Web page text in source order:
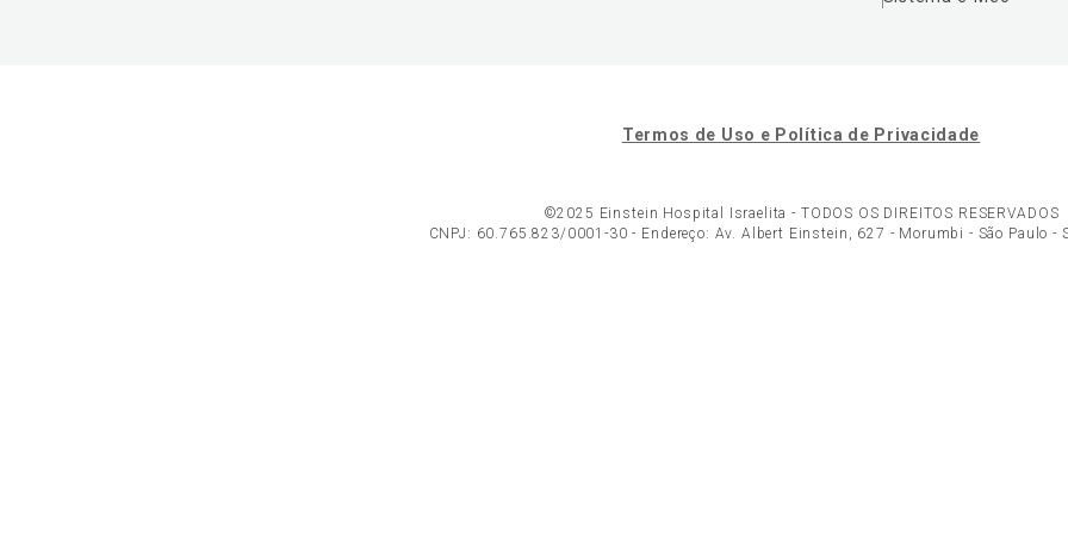
Termos de Uso e Política de Privacidade
©2025 Einstein Hospital Israelita - TODOS OS DIREITOS RESERVADOS
CNPJ: 60.765.823/0001-30 - Endereço: Av. Albert Einstein, 627 - Morumbi - São Paulo -